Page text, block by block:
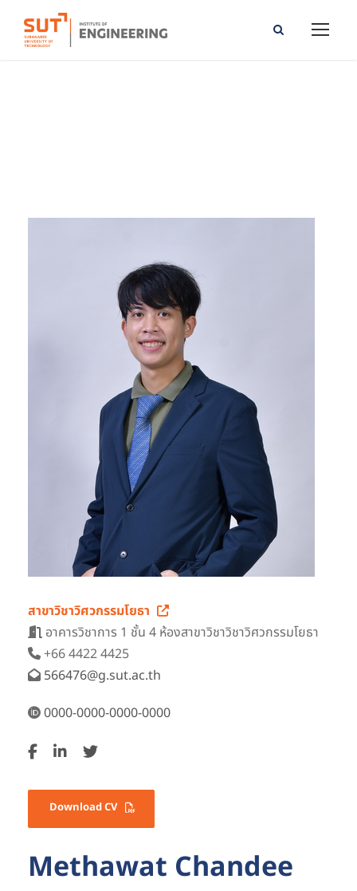
สาขาวิชาวิศวกรรมโยธา
อาคารวิชาการ 1 ชั้น 4 ห้องสาขาวิชาวิชาวิศวกรรมโยธา
+66 4422 4425
566476@g.sut.ac.th
0000-0000-0000-0000
Download CV
Methawat Chandee